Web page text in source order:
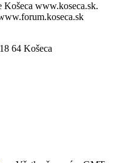
Košeca www.koseca.sk.
64 Košeca